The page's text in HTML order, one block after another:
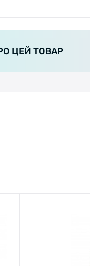
ЦЕЙ ТОВАР